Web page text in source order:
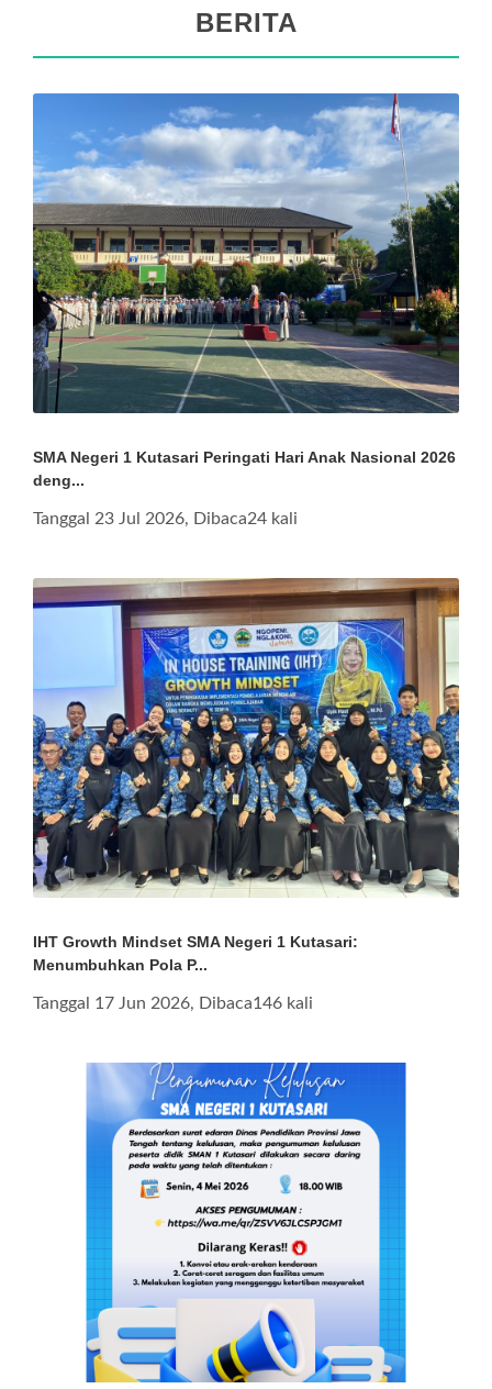
BERITA
SMA Negeri 1 Kutasari Peringati Hari Anak Nasional 2026
deng...
Tanggal 23 Jul 2026, Dibaca24 kali
IHT Growth Mindset SMA Negeri 1 Kutasari:
Menumbuhkan Pola P...
Tanggal 17 Jun 2026, Dibaca146 kali